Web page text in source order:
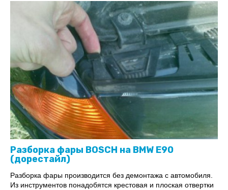
Разборка фары BOSCH на BMW E90
(дорестайл)
Разборка фары производится без демонтажа с автомобиля.
Из инструментов понадобятся крестовая и плоская отвертки